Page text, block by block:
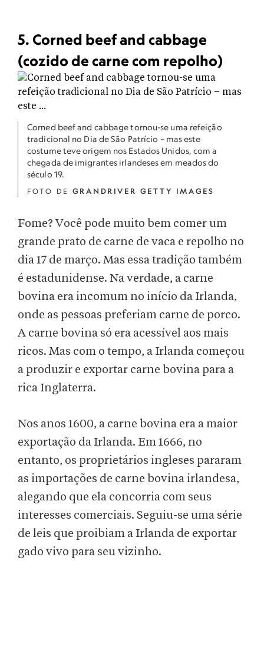
5. Corned beef and cabbage
(cozido de carne com repolho)
Corned beef and cabbage tornou-se uma refeição
tradicional no Dia de São Patrício – mas este
costume teve origem nos Estados Unidos, com a
chegada de imigrantes irlandeses em meados do
século 19.
FOTO DE GRANDRIVER GETTY IMAGES
Fome? Você pode muito bem comer um
grande prato de carne de vaca e repolho no
dia 17 de março. Mas essa tradição também
é estadunidense. Na verdade, a carne
bovina era incomum no início da Irlanda,
onde as pessoas preferiam carne de porco.
A carne bovina só era acessível aos mais
ricos. Mas com o tempo, a Irlanda começou
a produzir e exportar carne bovina para a
rica Inglaterra.
Nos anos 1600, a carne bovina era a maior
exportação da Irlanda. Em 1666, no
entanto, os proprietários ingleses pararam
as importações de carne bovina irlandesa,
alegando que ela concorria com seus
interesses comerciais. Seguiu-se uma série
de leis que proibiam a Irlanda de exportar
gado vivo para seu vizinho.